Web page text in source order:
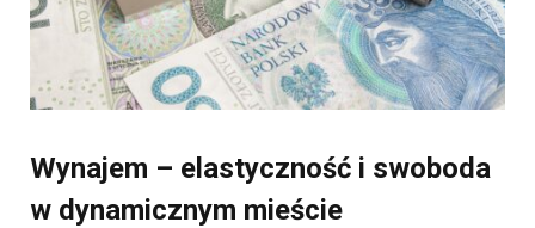
Wynajem – elastyczność i swoboda
w dynamicznym mieście